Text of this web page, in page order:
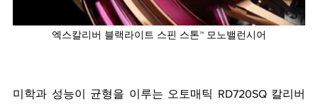
엑스칼리버 블랙라이트 스핀 스톤™ 모노밸런시어
미학과 성능이 균형을 이루는 오토매틱 RD720SQ 칼리버